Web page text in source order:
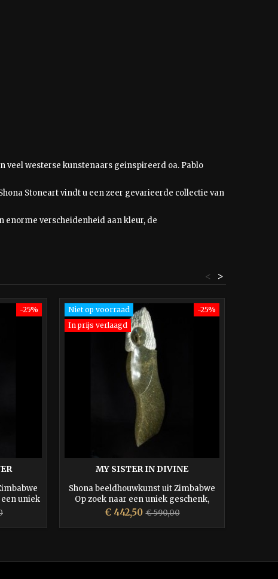
westerse kunstenaars geinspireerd oa. Pablo
Stoneart vindt u een zeer gevarieerde collectie van
enorme verscheidenheid aan kleur, de
>
<
-25%
uniek
zeer
beeld
-25%
Niet op voorraad
In prijs verlaagd
MY SISTER IN DIVINE
Shona beeldhouwkunst uit Zimbabwe
Op zoek naar een uniek geschenk,
misschien is een beeld een goed idee!
Prijs
€ 442,50 Normale
prijs
€ 590,00